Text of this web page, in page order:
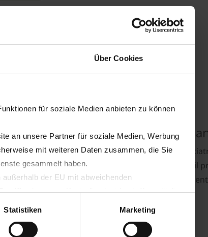
Über Cookies
für soziale Medien anbieten zu können
an unsere Partner für soziale Medien, Werbung
mit weiteren Daten zusammen, die Sie
gesammelt haben.
der EU mit abweichenden
bzw. von Kontrollverlust bzgl. übermittelter
Statistiken Marketing
EasyCut R 360
disponibile con coclee forma-
presenta la nuova EasyCut R 360 Collect, una
trasversali. Permette di depositare direttamente il
rendendo il processo operativo ancora più